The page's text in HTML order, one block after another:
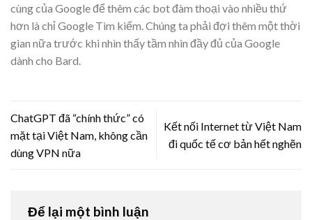
cùng của Google để thêm các bot đàm thoại vào nhiều thứ
hơn là chỉ Google Tìm kiếm. Chúng ta phải đợi thêm một thời
gian nữa trước khi nhìn thấy tầm nhìn đầy đủ của Google
dành cho Bard.
ChatGPT đã “chính thức” có
mặt tại Việt Nam, không cần
dùng VPN nữa
Kết nối Internet từ Việt Nam
đi quốc tế cơ bản hết nghẽn
Để lại một bình luận